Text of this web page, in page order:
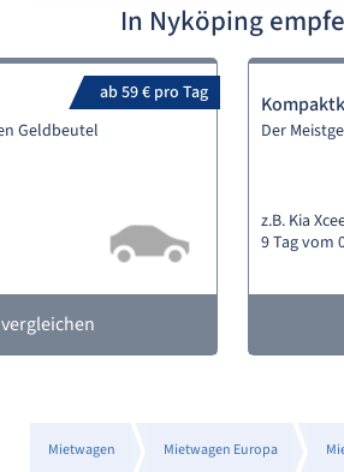
In Nyköping
ab 59 € pro Tag
Geldbeutel Der
z.B. Kia
9 Tag vom
Mietwagen Mietwagen Europa